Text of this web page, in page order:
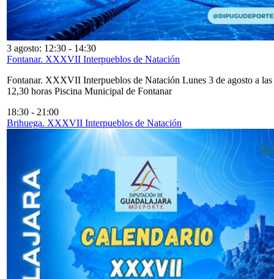
3 agosto: 12:30 - 14:30
Fontanar. XXXVII Interpueblos de Natación
Fontanar. XXXVII Interpueblos de Natación Lunes 3 de agosto a las
12,30 horas Piscina Municipal de Fontanar
18:30 - 21:00
Brihuega. XXXVII Interpueblos de Natación